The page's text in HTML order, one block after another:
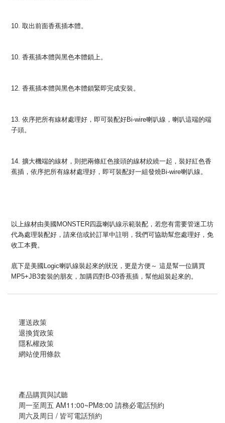
10. 取出前面香蕉插本體。
10. 香蕉插本體與黑色本體鎖上。
12. 香蕉插本體與黑色本體鎖緊即完成安裝。
13. 依序把所有線材處理好，即可裝配好Bi-wire喇叭線，喇叭這端的端
子頭。
14. 擴大機端的線材，則把兩條紅色接頭的線材絞繞一起，裝好紅色香
蕉插，依序把所有線材處理好，即可裝配好一組發燒Bi-wire喇叭線。
以上線材由美國MONSTER四蕊喇叭線示範裝配，若您有需要管迷工坊
代為處理裝配好，請來信或於訂單中註明，我們可協助幫您處理好，免
收工本費。
底下是美國Logic喇叭線裝起來的狀況，更是方便～ 這是幫一位購買
MP5+JB3套裝的朋友，加購四對B-03香蕉插，幫他組裝起來的。
運送政策
退換貨政策
隱私權政策
網站使用條款
產品購買與試聽
周一至周五 AM11:00~PM8:00 請務必電話預約
周六及周日 / 皆可電話預約